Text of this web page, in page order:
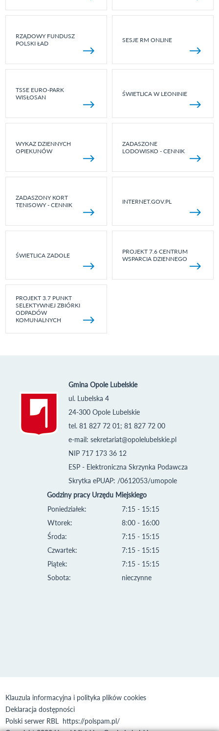
RZĄDOWY FUNDUSZ
POLSKI ŁAD
SESJE RM ONLINE
TSSE EURO-PARK
WISŁOSAN
ŚWIETLICA W LEONINIE
WYKAZ DZIENNYCH
OPIEKUNÓW
ZADASZONE
LODOWISKO - CENNIK
ZADASZONY KORT
TENISOWY - CENNIK
INTERNET.GOV.PL
ŚWIETLICA ZADOLE
PROJEKT 7.6 CENTRUM
WSPARCIA DZIENNEGO
PROJEKT 3.7 PUNKT
SELEKTYWNEJ ZBIÓRKI
ODPADÓW
KOMUNALNYCH
Gmina Opole Lubelskie
ul. Lubelska 4
24-300 Opole Lubelskie
tel. 81 827 72 01; 81 827 72 00
e-mail: sekretariat@opolelubelskie.pl
NIP 717 173 36 12
ESP - Elektroniczna Skrzynka Podawcza
Skrytka ePUAP: /0612053/umopole
Godziny pracy Urzędu Miejskiego
Poniedziałek:
Wtorek:
Środa:
Czwartek:
Piątek:
Sobota:
7:15 - 15:15
8:00 - 16:00
7:15 - 15:15
7:15 - 15:15
7:15 - 15:15
nieczynne
Klauzula informacyjna i polityka plików cookies
Deklaracja dostępności
Polski serwer RBL https://polspam.pl/